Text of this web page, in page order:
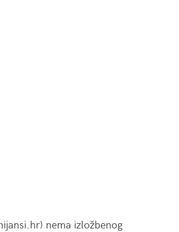
nema izložbenog